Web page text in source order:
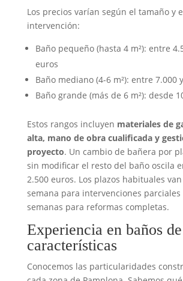
Los precios varían según el tamaño y
intervención:
Baño pequeño (hasta 4 m²): entre
euros
Baño mediano (4-6 m²): entre 7.000
Baño grande (más de 6 m²): desde
Estos rangos incluyen materiales de
alta, mano de obra cualificada y
proyecto. Un cambio de bañera por
sin modificar el resto del baño oscila
2.500 euros. Los plazos habituales
semana para intervenciones parciales
semanas para reformas completas.
Experiencia en baños
características
Conocemos las particularidades